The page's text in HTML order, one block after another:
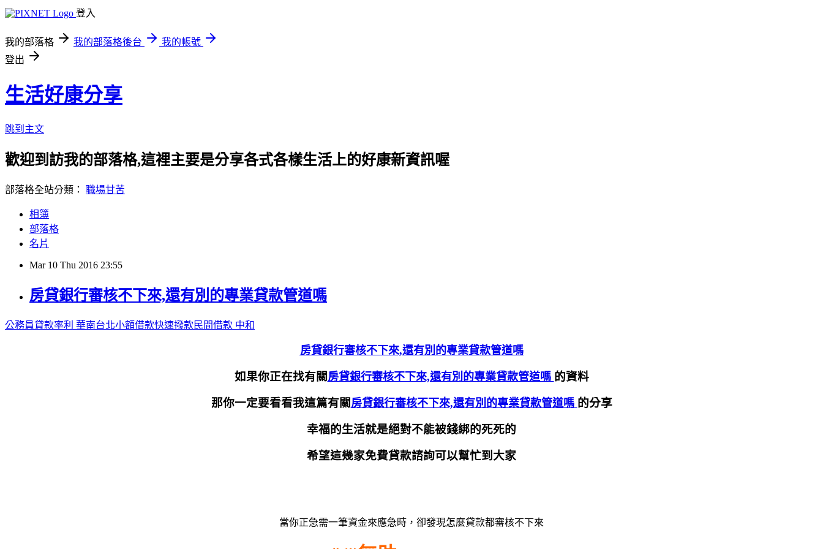
登入
我的部落格 我的部落格後台
我的帳號
登出
生活好康分享
跳到主文
歡迎到訪我的部落格,這裡主要是分享各式各樣生活上的好康新資訊喔
部落格全站分類： 職場甘苦
相簿
部落格
名片
Mar 10 Thu 2016 23:55
房貸銀行審核不下來,還有別的專業貸款管道嗎
公務員貸款率利 華南台北小額借款快速撥款民間借款 中和
房貸銀行審核不下來,還有別的專業貸款管道嗎
如果你正在找有關 房貸銀行審核不下來,還有別的專業貸款管道嗎 的資料
那你一定要看看我這篇有關 房貸銀行審核不下來,還有別的專業貸款管道嗎 的分享
幸福的生活就是絕對不能被錢綁的死死的
希望這幾家免費貸款諮詢可以幫忙到大家
當你正急需一筆資金來應急時，卻發現怎麼貸款都審核不下來